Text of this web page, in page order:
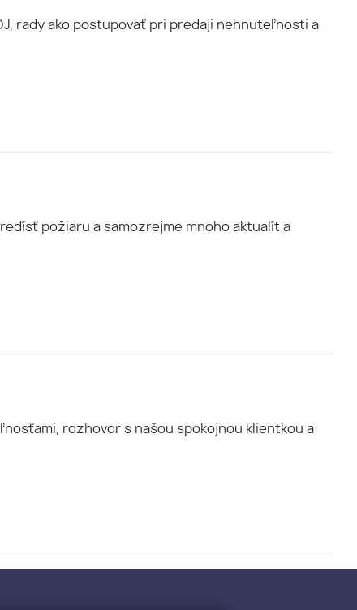
rady ako postupovať pri predaji nehnuteľnosti a
požiaru a samozrejme mnoho aktualít a
rozhovor s našou spokojnou klientkou a